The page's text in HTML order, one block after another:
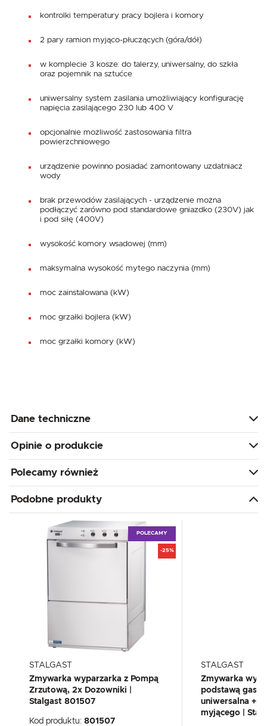
kontrolki temperatury pracy bojlera i komory
2 pary ramion myjąco-płuczących (góra/dół)
w komplecie 3 kosze: do talerzy, uniwersalny, do szkła
oraz pojemnik na sztućce
uniwersalny system zasilania umożliwiający konfigurację
napięcia zasilającego 230 lub 400 V
opcjonalnie możliwość zastosowania filtra
powierzchniowego
urządzenie powinno posiadać zamontowany uzdatniacz
wody
brak przewodów zasilających - urządzenie można
podłączyć zarówno pod standardowe gniazdko (230V) jak
i pod siłę (400V)
wysokość komory wsadowej (mm)
maksymalna wysokość mytego naczynia (mm)
moc zainstalowana (kW)
moc grzałki bojlera (kW)
moc grzałki komory (kW)
Dane techniczne
Opinie o produkcie
Polecamy również
Podobne produkty
POLECAMY
-25%
STALGAST
Zmywarka wyparzarka z Pompą
Zrzutową, 2x Dozowniki |
Stalgast 801507
Kod produktu: 801507
STALGAST
Zmywarka
podstawą
uniwersalna
myjącego |